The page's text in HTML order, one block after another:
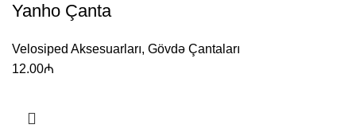
Yanho Çanta
Velosiped Aksesuarları, Gövdə Çantaları
12.00₼